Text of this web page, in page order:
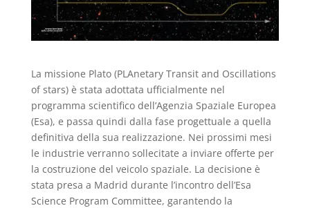
La missione Plato (PLAnetary Transit and Oscillations
of stars) è stata adottata ufficialmente nel
programma scientifico dell’Agenzia Spaziale Europea
(Esa), e passa quindi dalla fase progettuale a quella
definitiva della sua realizzazione. Nei prossimi mesi
le industrie verranno sollecitate a inviare offerte per
la costruzione del veicolo spaziale. La decisione è
stata presa a Madrid durante l’incontro dell’Esa
Science Program Committee, garantendo la